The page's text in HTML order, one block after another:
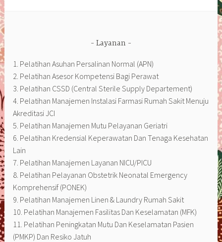
Layanan
1. Pelatihan Asuhan Persalinan Normal (APN)
2. Pelatihan Asesor Kompetensi Bagi Perawat
3. Pelatihan CSSD (Central Sterile Supply Departement)
4. Pelatihan Manajemen Instalasi Farmasi Rumah Sakit Menuju
Akreditasi JCI
5. Pelatihan Manajemen Mutu Pelayanan Geriatri
6. Pelatihan Kredensial Keperawatan Dan Tenaga Kesehatan
Lain
7. Pelatihan Manajemen Layanan NICU/PICU
8. Pelatihan Pelayanan Obstetrik Neonatal Emergency
Komprehensif (PONEK)
9. Pelatihan Manajemen Linen & Laundry Rumah Sakit
10. Pelatihan Manajemen Fasilitas Dan Keselamatan (MFK)
11. Pelatihan Peningkatan Mutu Dan Keselamatan Pasien
(PMKP) Dan Resiko Jatuh